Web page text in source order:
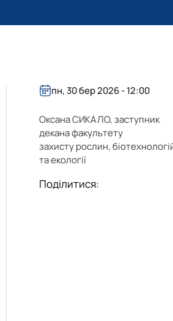
пн, 30 бер 2026 - 12:00
Оксана СИКАЛО, заступник
декана факультету
захисту рослин,
та екології
Поділитися: